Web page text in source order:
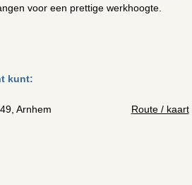
voor een prettige werkhoogte.
kunt:
Arnhem Route / kaart